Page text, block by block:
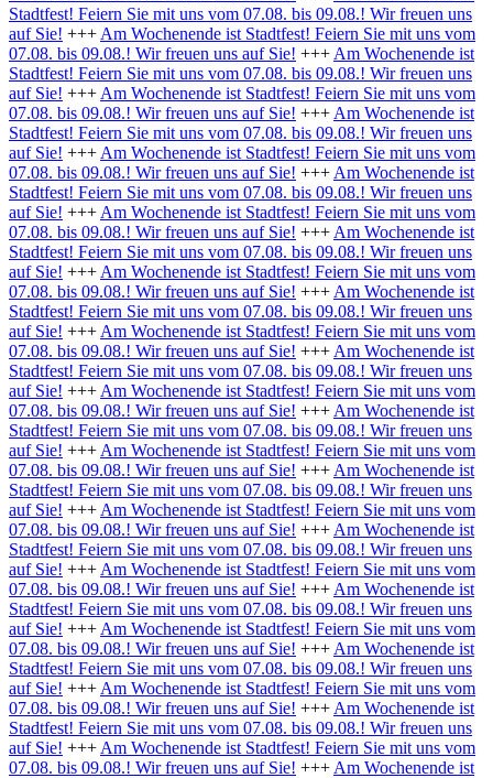
Stadtfest! Feiern Sie mit uns vom 07.08. bis 09.08.! Wir freuen uns
auf Sie! +++ Am Wochenende ist Stadtfest! Feiern Sie mit uns vom
07.08. bis 09.08.! Wir freuen uns auf Sie! +++ Am Wochenende ist
Stadtfest! Feiern Sie mit uns vom 07.08. bis 09.08.! Wir freuen uns
auf Sie! +++ Am Wochenende ist Stadtfest! Feiern Sie mit uns vom
07.08. bis 09.08.! Wir freuen uns auf Sie! +++ Am Wochenende ist
Stadtfest! Feiern Sie mit uns vom 07.08. bis 09.08.! Wir freuen uns
auf Sie! +++ Am Wochenende ist Stadtfest! Feiern Sie mit uns vom
07.08. bis 09.08.! Wir freuen uns auf Sie! +++ Am Wochenende ist
Stadtfest! Feiern Sie mit uns vom 07.08. bis 09.08.! Wir freuen uns
auf Sie! +++ Am Wochenende ist Stadtfest! Feiern Sie mit uns vom
07.08. bis 09.08.! Wir freuen uns auf Sie! +++ Am Wochenende ist
Stadtfest! Feiern Sie mit uns vom 07.08. bis 09.08.! Wir freuen uns
auf Sie! +++ Am Wochenende ist Stadtfest! Feiern Sie mit uns vom
07.08. bis 09.08.! Wir freuen uns auf Sie! +++ Am Wochenende ist
Stadtfest! Feiern Sie mit uns vom 07.08. bis 09.08.! Wir freuen uns
auf Sie! +++ Am Wochenende ist Stadtfest! Feiern Sie mit uns vom
07.08. bis 09.08.! Wir freuen uns auf Sie! +++ Am Wochenende ist
Stadtfest! Feiern Sie mit uns vom 07.08. bis 09.08.! Wir freuen uns
auf Sie! +++ Am Wochenende ist Stadtfest! Feiern Sie mit uns vom
07.08. bis 09.08.! Wir freuen uns auf Sie! +++ Am Wochenende ist
Stadtfest! Feiern Sie mit uns vom 07.08. bis 09.08.! Wir freuen uns
auf Sie! +++ Am Wochenende ist Stadtfest! Feiern Sie mit uns vom
07.08. bis 09.08.! Wir freuen uns auf Sie! +++ Am Wochenende ist
Stadtfest! Feiern Sie mit uns vom 07.08. bis 09.08.! Wir freuen uns
auf Sie! +++ Am Wochenende ist Stadtfest! Feiern Sie mit uns vom
07.08. bis 09.08.! Wir freuen uns auf Sie! +++ Am Wochenende ist
Stadtfest! Feiern Sie mit uns vom 07.08. bis 09.08.! Wir freuen uns
auf Sie! +++ Am Wochenende ist Stadtfest! Feiern Sie mit uns vom
07.08. bis 09.08.! Wir freuen uns auf Sie! +++ Am Wochenende ist
Stadtfest! Feiern Sie mit uns vom 07.08. bis 09.08.! Wir freuen uns
auf Sie! +++ Am Wochenende ist Stadtfest! Feiern Sie mit uns vom
07.08. bis 09.08.! Wir freuen uns auf Sie! +++ Am Wochenende ist
Stadtfest! Feiern Sie mit uns vom 07.08. bis 09.08.! Wir freuen uns
auf Sie! +++ Am Wochenende ist Stadtfest! Feiern Sie mit uns vom
07.08. bis 09.08.! Wir freuen uns auf Sie! +++ Am Wochenende ist
Stadtfest! Feiern Sie mit uns vom 07.08. bis 09.08.! Wir freuen uns
auf Sie! +++ Am Wochenende ist Stadtfest! Feiern Sie mit uns vom
07.08. bis 09.08.! Wir freuen uns auf Sie! +++ Am Wochenende ist